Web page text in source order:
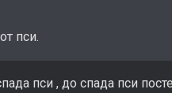
пси.
пси , до спада пси